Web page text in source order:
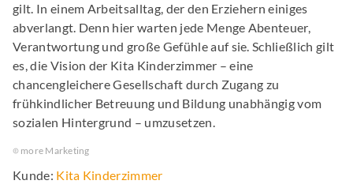
gilt. In einem Arbeitsalltag, der den Erziehern einiges
abverlangt. Denn hier warten jede Menge Abenteuer,
Verantwortung und große Gefühle auf sie. Schließlich gilt
es, die Vision der Kita Kinderzimmer – eine
chancengleichere Gesellschaft durch Zugang zu
frühkindlicher Betreuung und Bildung unabhängig vom
sozialen Hintergrund – umzusetzen.
more Marketing
Kunde: Kita Kinderzimmer